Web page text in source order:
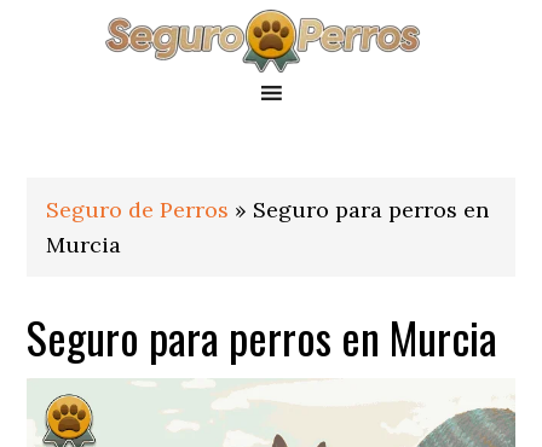
Seguro de Perros » Seguro para perros en
Murcia
Seguro para perros en Murcia